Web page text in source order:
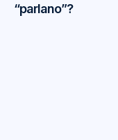
“parlano”?